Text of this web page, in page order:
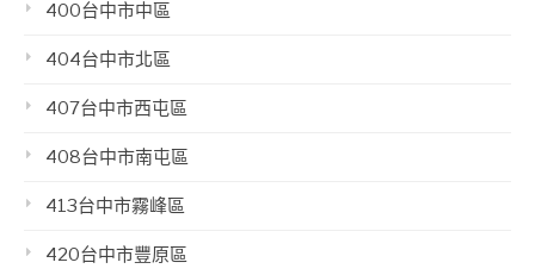
400台中市中區
404台中市北區
407台中市西屯區
408台中市南屯區
413台中市霧峰區
420台中市豐原區